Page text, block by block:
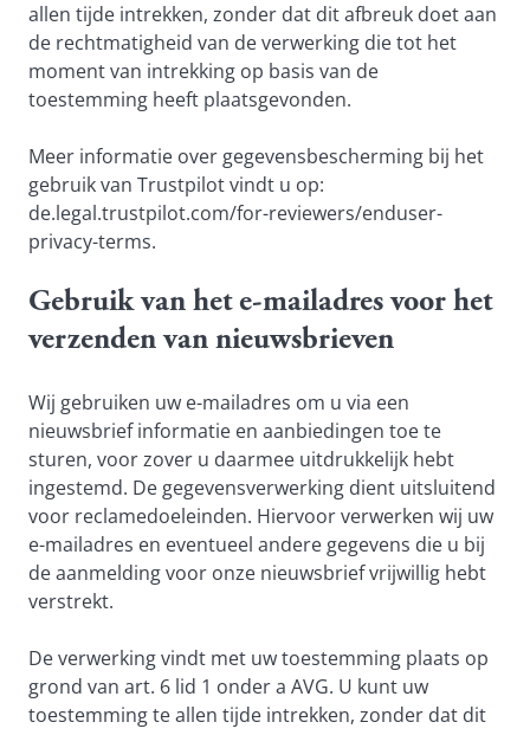
allen tijde intrekken, zonder dat dit afbreuk doet aan
de rechtmatigheid van de verwerking die tot het
moment van intrekking op basis van de
toestemming heeft plaatsgevonden.
Meer informatie over gegevensbescherming bij het
gebruik van Trustpilot vindt u op:
de.legal.trustpilot.com/for-reviewers/enduser-
privacy-terms.
Gebruik van het e-mailadres voor het
verzenden van nieuwsbrieven
Wij gebruiken uw e-mailadres om u via een
nieuwsbrief informatie en aanbiedingen toe te
sturen, voor zover u daarmee uitdrukkelijk hebt
ingestemd. De gegevensverwerking dient uitsluitend
voor reclamedoeleinden. Hiervoor verwerken wij uw
e-mailadres en eventueel andere gegevens die u bij
de aanmelding voor onze nieuwsbrief vrijwillig hebt
verstrekt.
De verwerking vindt met uw toestemming plaats op
grond van art. 6 lid 1 onder a AVG. U kunt uw
toestemming te allen tijde intrekken, zonder dat dit